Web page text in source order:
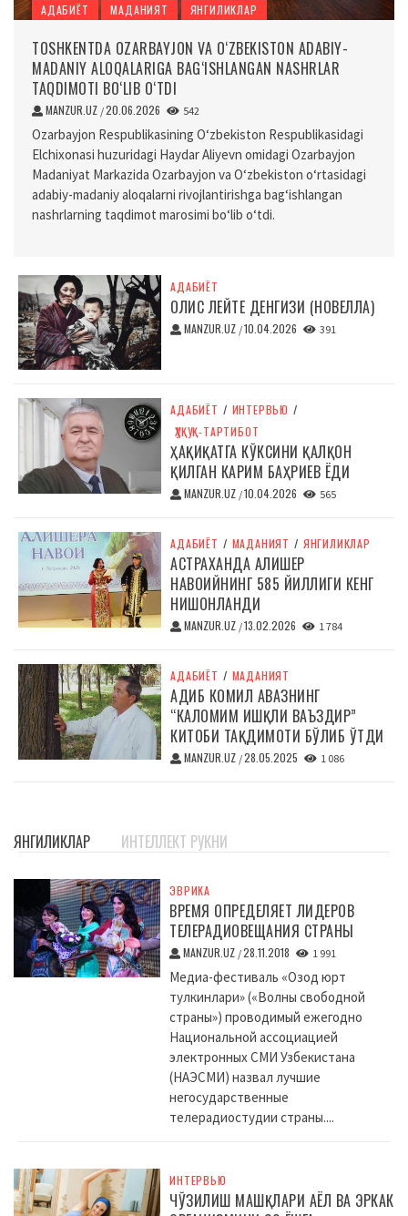
АДАБИЁТ МАДАНИЯТ ЯНГИЛИКЛАР
TOSHKENTDA OZARBAYJON VA O‘ZBEKISTON ADABIY-
MADANIY ALOQALARIGA BAG‘ISHLANGAN NASHRLAR
TAQDIMOTI BO‘LIB O‘TDI
MANZUR.UZ /20.06.2026 542
Ozarbayjon Respublikasining O‘zbekiston Respublikasidagi
Elchixonasi huzuridagi Haydar Aliyevn omidagi Ozarbayjon
Madaniyat Markazida Ozarbayjon va O‘zbekiston o‘rtasidagi
adabiy-madaniy aloqalarni rivojlantirishga bag‘ishlangan
nashrlarning taqdimot marosimi bo‘lib o‘tdi.
АДАБИЁТ
ОЛИС ЛЕЙТЕ ДЕНГИЗИ (НОВЕЛЛА)
MANZUR.UZ /10.04.2026 391
АДАБИЁТ / ИНТЕРВЬЮ /
ҲУҚУҚ-ТАРТИБОТ
ҲАҚИҚАТГА КЎКСИНИ ҚАЛҚОН
ҚИЛГАН КАРИМ БАҲРИЕВ ЁДИ
MANZUR.UZ /10.04.2026 565
АДАБИЁТ / МАДАНИЯТ / ЯНГИЛИКЛАР
АСТРАХАНДА АЛИШЕР
НАВОИЙНИНГ 585 ЙИЛЛИГИ КЕНГ
НИШОНЛАНДИ
MANZUR.UZ /13.02.2026 1 784
АДАБИЁТ / МАДАНИЯТ
АДИБ КОМИЛ АВАЗНИНГ
“КАЛОМИМ ИШҚЛИ ВАЪЗДИР”
КИТОБИ ТАҚДИМОТИ БЎЛИБ ЎТДИ
MANZUR.UZ /28.05.2025 1 086
ЯНГИЛИКЛАР ИНТЕЛЛЕКТ РУКНИ
ЭВРИКА
ВРЕМЯ ОПРЕДЕЛЯЕТ ЛИДЕРОВ
ТЕЛЕРАДИОВЕЩАНИЯ СТРАНЫ
MANZUR.UZ /28.11.2018 1 991
Медиа-фестиваль «Озод юрт
тулкинлари» («Волны свободной
страны») проводимый ежегодно
Национальной ассоциацией
электронных СМИ Узбекистана
(НАЭСМИ) назвал лучшие
негосударственные
телерадиостудии страны....
ИНТЕРВЬЮ
ЧЎЗИЛИШ МАШҚЛАРИ АЁЛ ВА ЭРКАК